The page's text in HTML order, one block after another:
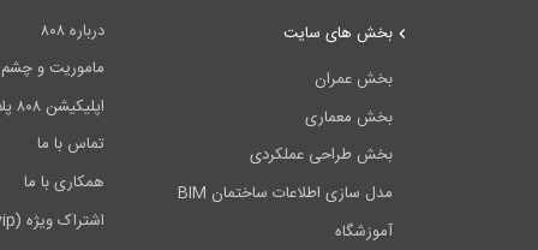
درباره ۸۰۸
ماموریت و چشم
اپلیکیشن ۸۰۸ پلاس
تماس با ما
همکاری با ما
اشتراک ویژه (vip)
بخش های سایت
بخش عمران
بخش معماری
بخش طراحی عملکردی
مدل سازی اطلاعات ساختمان BIM
آموزشگاه